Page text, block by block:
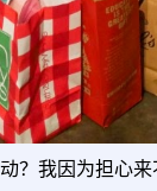
？我因为担心